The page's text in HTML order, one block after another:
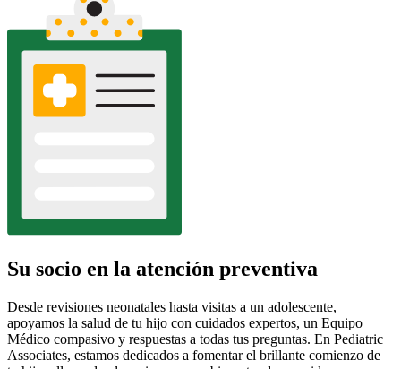
Su socio en la atención preventiva
Desde revisiones neonatales hasta visitas a un adolescente,
apoyamos la salud de tu hijo con cuidados expertos, un Equipo
Médico compasivo y respuestas a todas tus preguntas. En Pediatric
Associates, estamos dedicados a fomentar el brillante comienzo de